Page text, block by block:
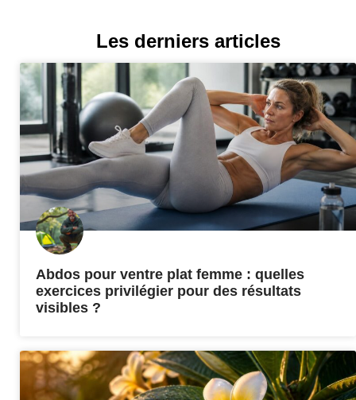
Les derniers articles
Abdos pour ventre plat femme : quelles
exercices privilégier pour des résultats
visibles ?